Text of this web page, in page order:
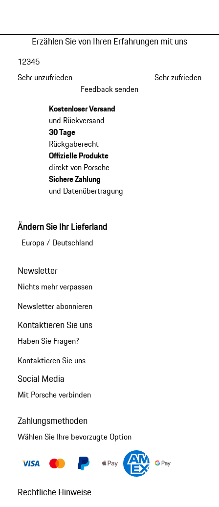
Erzählen Sie von Ihren Erfahrungen mit uns
Sehr unzufrieden
12345
Sehr zufrieden
Feedback senden
Kostenloser Versand
und Rückversand
30 Tage
Rückgaberecht
Offizielle Produkte
direkt von Porsche
Sichere Zahlung
und Datenübertragung
Ändern Sie Ihr Lieferland
Europa / Deutschland
Newsletter
Nichts mehr verpassen
Newsletter abonnieren
Kontaktieren Sie uns
Haben Sie Fragen?
Kontaktieren Sie uns
Social Media
Mit Porsche verbinden
Zahlungsmethoden
Wählen Sie Ihre bevorzugte Option
Rechtliche Hinweise